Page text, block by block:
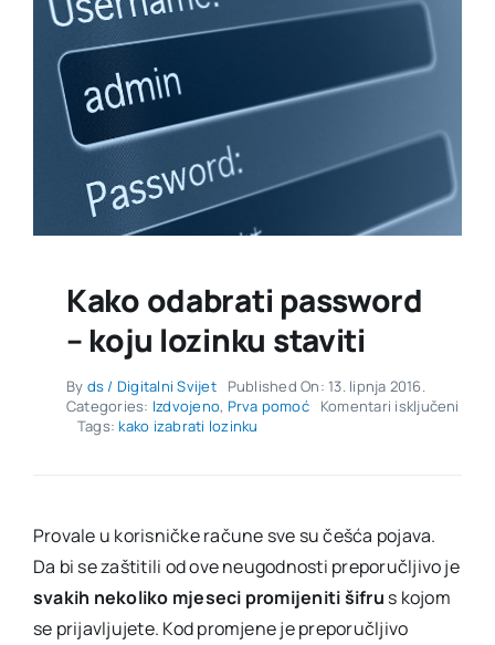
Kako odabrati password
– koju lozinku staviti
By ds / Digitalni Svijet
Published On: 13. lipnja 2016.
Categories: Izdvojeno, Prva pomoć Komentari isključeni
Tags:kako izabrati lozinku
Provale u korisničke račune sve su češća pojava.
Da bi se zaštitili od ove neugodnosti preporučljivo je
svakih nekoliko mjeseci promijeniti šifru s kojom
se prijavljujete. Kod promjene je preporučljivo